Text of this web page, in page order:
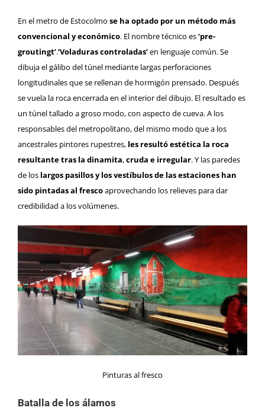
En el metro de Estocolmo se ha optado por un método más
convencional y económico. El nombre técnico es‘pre-
groutingt’.‘Voladuras controladas’en lenguaje común. Se
dibuja el gálibo del túnel mediante largas perforaciones
longitudinales que se rellenan de hormigón prensado. Después
se vuela la roca encerrada en el interior del dibujo. El resultado es
un túnel tallado a groso modo, con aspecto de cueva. A los
responsables del metropolitano, del mismo modo que a los
ancestrales pintores rupestres, les resultó estética la roca
resultante tras la dinamita,cruda e irregular. Y las paredes
de los largos pasillos y los vestíbulos de las estaciones han
sido pintadas al frescoaprovechando los relieves para dar
credibilidad a los volúmenes.
Pinturas al fresco
Batalla de los álamos